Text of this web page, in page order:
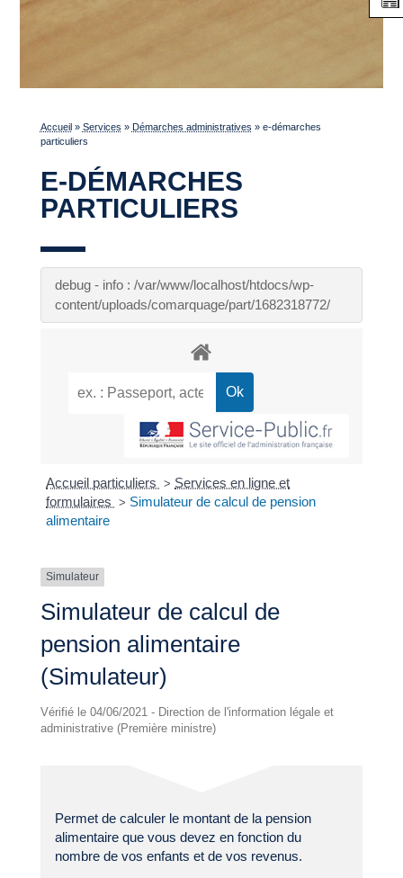
Accueil » Services » Démarches administratives » e-démarches
particuliers
E-DÉMARCHES
PARTICULIERS
debug - info : /var/www/localhost/htdocs/wp-
content/uploads/comarquage/part/1682318772/
Accueil particuliers > Services en ligne et
formulaires > Simulateur de calcul de pension
alimentaire
Simulateur
Simulateur de calcul de
pension alimentaire
(Simulateur)
Vérifié le 04/06/2021 - Direction de l'information légale et
administrative (Première ministre)
Permet de calculer le montant de la pension
alimentaire que vous devez en fonction du
nombre de vos enfants et de vos revenus.